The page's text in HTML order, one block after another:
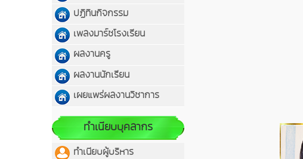
ปฏิทินกิจกรรม
เพลงมาร์ชโรงเรียน
ผลงานครู
ผลงานนักเรียน
เผยแพร่ผลงานวิชาการ
ทำเนียบบุคลากร
ทำเนียบผู้บริหาร